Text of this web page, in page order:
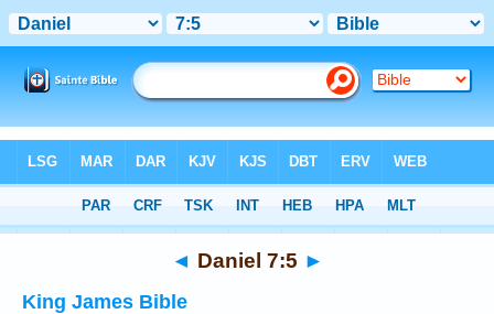
> Daniel 7:5
◄ Daniel 7:5 ►
King James Bible